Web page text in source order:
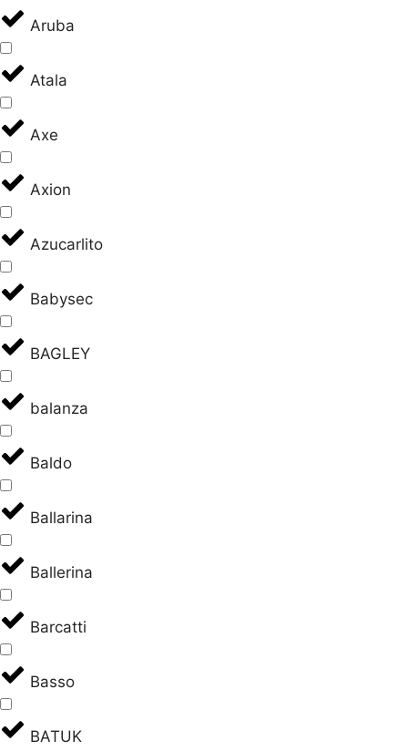
Aruba
Atala
Axe
Axion
Azucarlito
Babysec
BAGLEY
balanza
Baldo
Ballarina
Ballerina
Barcatti
Basso
BATUK